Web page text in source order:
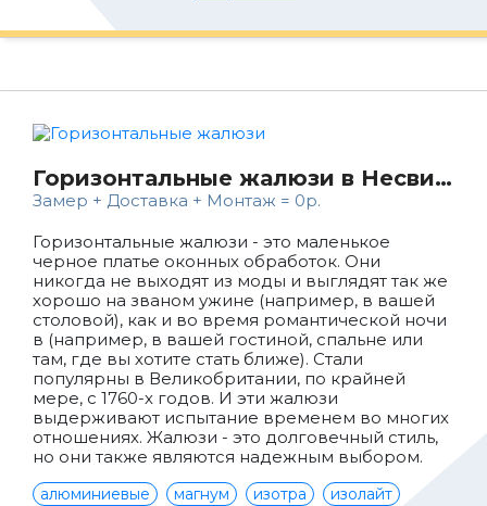
Горизонтальные жалюзи в Несвиже
Замер + Доставка + Монтаж = 0р.
Горизонтальные жалюзи - это маленькое
черное платье оконных обработок. Они
никогда не выходят из моды и выглядят так же
хорошо на званом ужине (например, в вашей
столовой), как и во время романтической ночи
в (например, в вашей гостиной, спальне или
там, где вы хотите стать ближе). Стали
популярны в Великобритании, по крайней
мере, с 1760-х годов. И эти жалюзи
выдерживают испытание временем во многих
отношениях. Жалюзи - это долговечный стиль,
но они также являются надежным выбором.
алюминиевые магнум изотра
изолайт